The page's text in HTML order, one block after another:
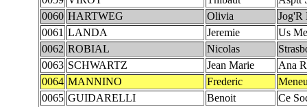
0060 HARTWEG Olivia
Jog'R
0061 LANDA Jeremie
Us
0062 ROBIAL Nicolas
0063 SCHWARTZ Jean Marie
Ana
0064 MANNINO Frederic
0065 GUIDARELLI Benoit
Ce